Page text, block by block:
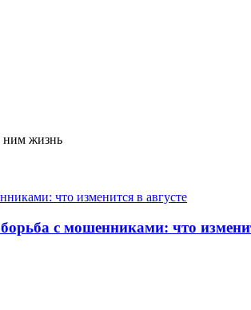
ним жизнь
с мошенниками: что